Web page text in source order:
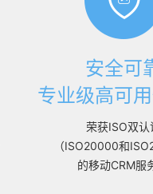
安全可
专业级高可
荣获ISO双认
（ISO20000和
的移动CRM服